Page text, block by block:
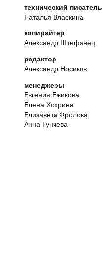
технический писатель
Наталья Власкина
копирайтер
Александр Штефанец
редактор
Александр Носиков
менеджеры
Евгения Ежикова
Елена Хохрина
Елизавета Фролова
Анна Гунчева